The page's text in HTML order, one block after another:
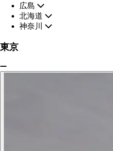
広島
北海道
神奈川
東京